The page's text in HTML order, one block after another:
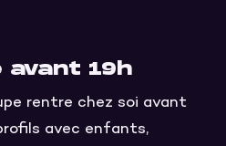
avant 19h
rentre chez soi avant
avec enfants,